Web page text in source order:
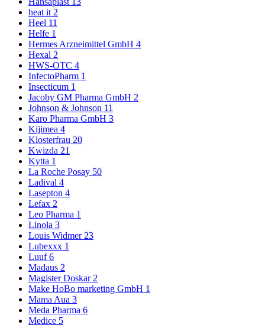
heat it 2
Heel 11
Helfe 1
Hermes Arzneimittel GmbH 4
Hexal 2
HWS-OTC 4
InfectoPharm 1
Insecticum 1
Jacoby GM Pharma GmbH 2
Johnson & Johnson 11
Karo Pharma GmbH 3
Kijimea 4
Klosterfrau 20
Kwizda 21
Kytta 1
La Roche Posay 50
Ladival 4
Lasepton 4
Lefax 2
Leo Pharma 1
Linola 3
Louis Widmer 23
Lubexxx 1
Luuf6
Madaus 2
Magister Doskar 2
Make HoBo marketing GmbH 1
Mama Aua 3
Meda Pharma 6
Medice 5